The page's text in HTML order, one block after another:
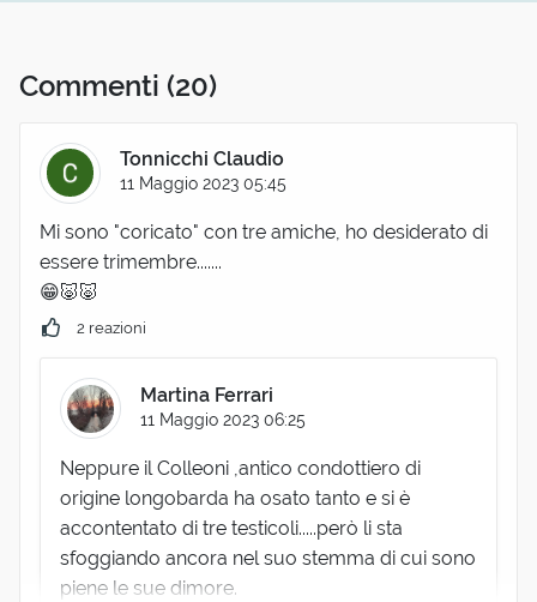
Commenti (20)
Tonnicchi Claudio
11 Maggio 2023 05:45
Mi sono "coricato" con tre amiche, ho desiderato di
essere trimembre.......
😁🐷🐷
2 reazioni
Martina Ferrari
11 Maggio 2023 06:25
Neppure il Colleoni ,antico condottiero di
origine longobarda ha osato tanto e si è
accontentato di tre testicoli.....però li sta
sfoggiando ancora nel suo stemma di cui sono
piene le sue dimore.